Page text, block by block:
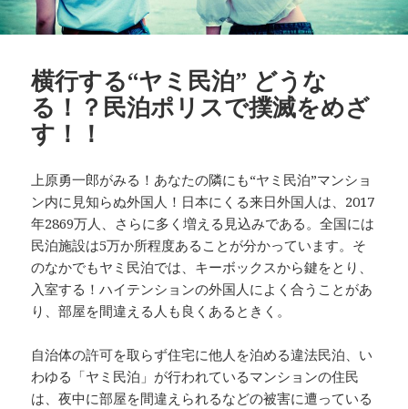
横行する“ヤミ民泊” どうな
る！？民泊ポリスで撲滅をめざ
す！！
上原勇一郎がみる！あなたの隣にも“ヤミ民泊”マンショ
ン内に見知らぬ外国人！日本にくる来日外国人は、2017
年2869万人、さらに多く増える見込みである。全国には
民泊施設は5万か所程度あることが分かっています。そ
のなかでもヤミ民泊では、キーボックスから鍵をとり、
入室する！ハイテンションの外国人によく合うことがあ
り、部屋を間違える人も良くあるときく。
自治体の許可を取らず住宅に他人を泊める違法民泊、い
わゆる「ヤミ民泊」が行われているマンションの住民
は、夜中に部屋を間違えられるなどの被害に遭っている